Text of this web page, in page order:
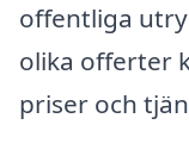
offentliga
olika offerter
priser och